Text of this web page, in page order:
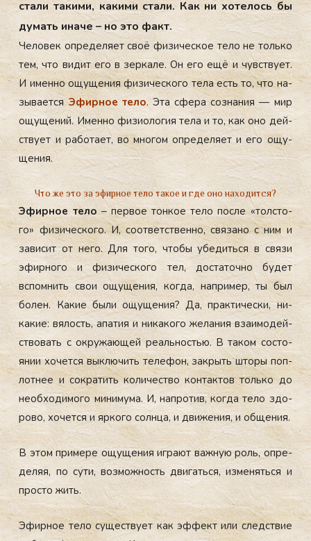
ста­ли та­кими, ка­кими ста­ли. Как ни хо­телось бы
ду­мать ина­че – но это факт.
Че­ловек оп­ре­деля­ет своё фи­зичес­кое те­ло не толь­ко
тем, что ви­дит его в зер­ка­ле. Он его ещё и чувс­тву­ет.
И имен­но ощу­щения фи­зичес­ко­го те­ла есть то, что на­
зыва­ет­сяЭфир­ное те­ло. Эта сфе­ра соз­на­ния — мир
ощу­щений. Имен­но фи­зи­оло­гия те­ла и то, как оно дей­
ству­ет и ра­бота­ет, во мно­гом оп­ре­деля­ет и его ощу­
щения.
Что же это за эфирное тело такое и где оно находится?
Эфир­ное те­ло– пер­вое тон­кое те­ло пос­ле «тол­сто­
го» фи­зичес­ко­го. И, со­от­ветс­твен­но, свя­зано с ним и
за­висит от не­го. Для то­го, что­бы убе­дить­ся в свя­зи
эфир­но­го и фи­зичес­ко­го тел, дос­та­точ­но бу­дет
вспом­нить свои ощу­щения, ког­да, нап­ри­мер, ты был
бо­лен. Ка­кие бы­ли ощу­щения? Да, прак­ти­чес­ки, ни­
какие: вя­лость, апа­тия и ни­како­го же­лания вза­имо­дей­
ство­вать с ок­ру­жа­ющей ре­аль­ностью. В та­ком сос­то­
янии хо­чет­ся вык­лю­чить те­лефон, зак­рыть што­ры поп­
лотнее и сок­ра­тить ко­личес­тво кон­тактов толь­ко до
не­об­хо­димо­го ми­ниму­ма. И, нап­ро­тив, ког­да те­ло здо­
рово, хо­чет­ся и яр­ко­го сол­нца, и дви­жения, и об­ще­ния.
В этом при­мере ощу­щения иг­ра­ют важ­ную роль, оп­ре­
деляя, по су­ти, воз­можность дви­гать­ся, из­ме­нять­ся и
прос­то жить.
Эфир­ное те­ло су­щес­тву­ет как эф­фект или следс­твие